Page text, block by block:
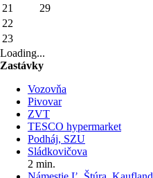
21
29
22
23
Loading...
Zastávky
Vozovňa
Pivovar
ZVT
TESCO hypermarket
Podháj, SZU
Sládkovičova
2 min.